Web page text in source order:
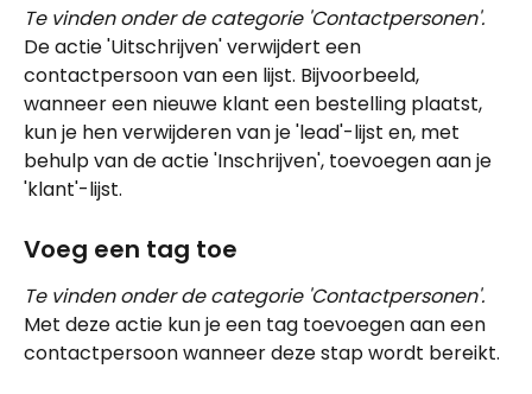
Te vinden onder de categorie 'Contactpersonen'.
De actie 'Uitschrijven' verwijdert een
contactpersoon van een lijst. Bijvoorbeeld,
wanneer een nieuwe klant een bestelling plaatst,
kun je hen verwijderen van je 'lead'-lijst en, met
behulp van de actie 'Inschrijven', toevoegen aan je
'klant'-lijst.
Voeg een tag toe
Te vinden onder de categorie 'Contactpersonen'.
Met deze actie kun je een tag toevoegen aan een
contactpersoon wanneer deze stap wordt bereikt.